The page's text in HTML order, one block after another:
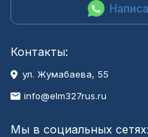
Контакты:
ул. Жумабаева, 55
info@elm327rus.ru
Мы в социальных сетях: